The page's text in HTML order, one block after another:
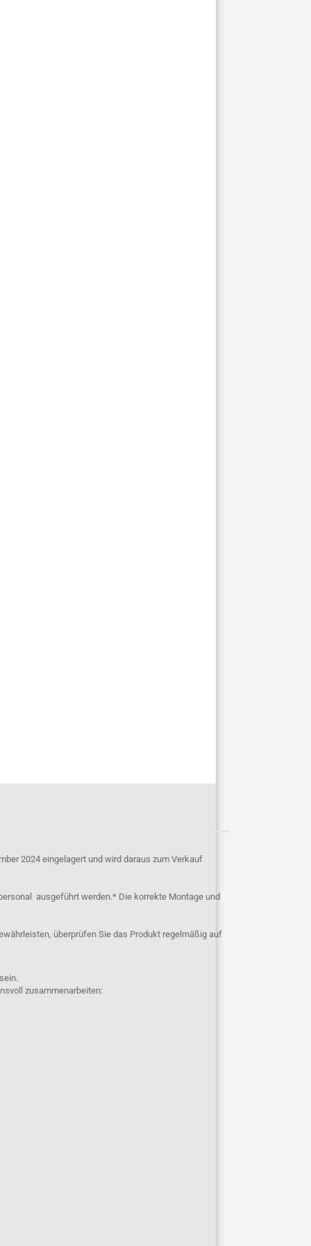
2024 eingelagert und wird daraus zum Verkauf
ausgeführt werden.* Die korrekte Montage und
überprüfen Sie das Produkt regelmäßig auf
zusammenarbeiten: